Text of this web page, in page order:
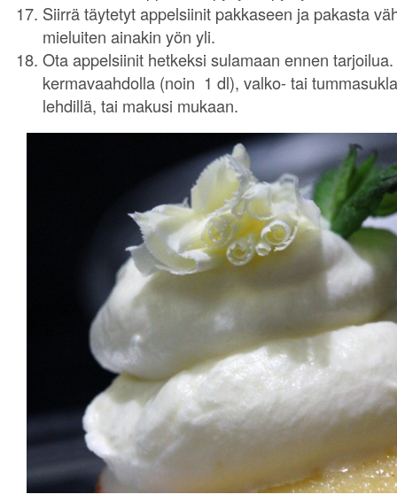
Siirrä täytetyt appelsiinit pakkaseen ja pakasta
mieluiten ainakin yön yli.
Ota appelsiinit hetkeksi sulamaan ennen
kermavaahdolla (noin 1 dl), valko- tai
lehdillä, tai makusi mukaan.